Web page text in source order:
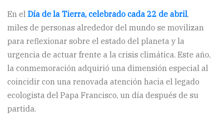
En el Día de la Tierra, celebrado cada 22 de abril,
miles de personas alrededor del mundo se movilizan
para reflexionar sobre el estado del planeta y la
urgencia de actuar frente a la crisis climática. Este año,
la conmemoración adquirió una dimensión especial al
coincidir con una renovada atención hacia el legado
ecologista del Papa Francisco, un día después de su
partida.